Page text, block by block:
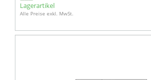
Lagerartikel
Alle Preise exkl. MwSt.